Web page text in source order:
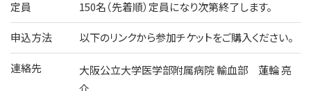
定員 150名（先着順）定員になり次第終了します。
申込方法 以下のリンクから参加チケットをご購入ください。
連絡先
大阪公立大学医学部附属病院 輸血部 蓮輪 亮